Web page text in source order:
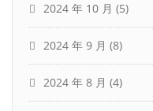
2024 年 10 月 (5)
2024 年 9 月 (8)
2024 年 8 月 (4)